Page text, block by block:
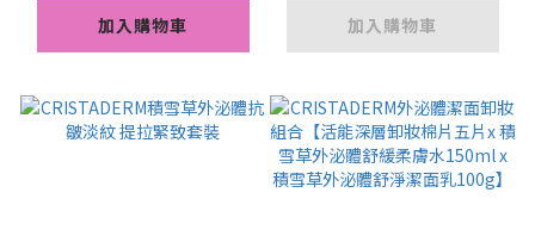
加入購物車 加入購物車